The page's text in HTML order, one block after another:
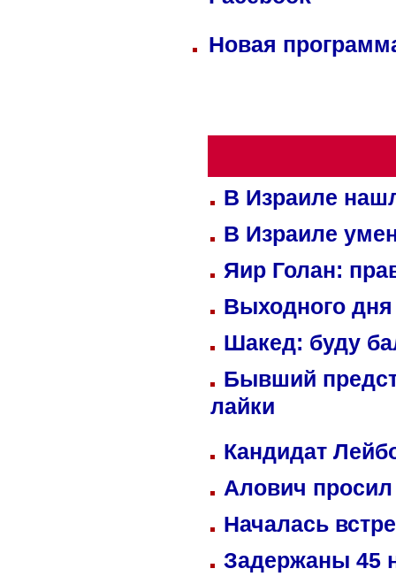
Новая
В Израиле
В Израиле
Яир Голан:
Выходного
Шакед: буду
Бывший
лайки
Кандидат
Алович просил
Началась
Задержаны 45